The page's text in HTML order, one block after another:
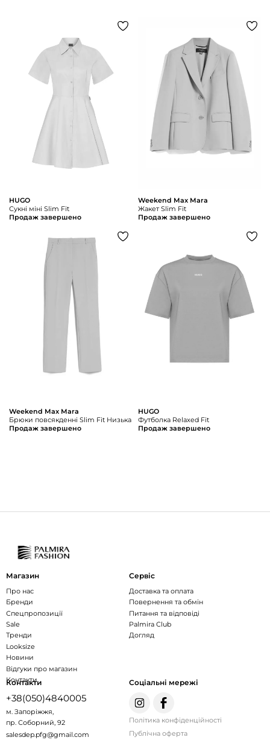
HUGO
Сукні міні Slim Fit
Продаж завершено
Weekend Max Mara
Жакет Slim Fit
Продаж завершено
Weekend Max Mara
Брюки повсякденні Slim Fit Низька
Продаж завершено
HUGO
Футболка Relaxed Fit
Продаж завершено
Магазин
Про нас
Бренди
Спецпропозиції
Sale
Тренди
Looksize
Новини
Відгуки про магазин
Контакти
Сервіс
Доставка та оплата
Повернення та обмін
Питання та відповіді
Palmira Club
Догляд
Контакти
+38(050)4840005
м. Запоріжжя,
пр. Соборний, 92
salesdep.pfg@gmail.com
Соціальні мережі
Політика конфіденційності
Публічна оферта